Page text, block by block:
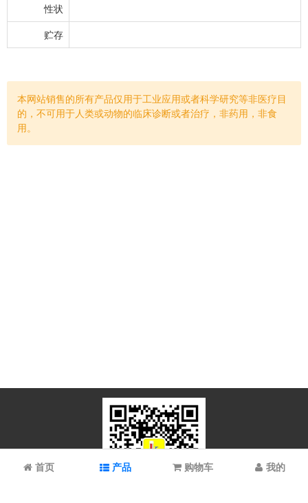
性状
贮存
本网站销售的所有产品仅用于工业应用或者科学研究等非医疗目
的，不可用于人类或动物的临床诊断或者治疗，非药用，非食
用。
首页 产品 购物车 我的